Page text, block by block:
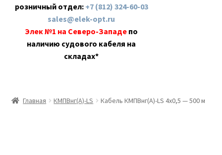
розничный отдел: +7 (812) 324-60-03
sales@elek-opt.ru
Элек №1 на Северо-Западе по
наличию судового кабеля на
складах*
Главная КМПВнг(А)-LS Кабель КМПВнг(А)-LS 4х0,5 — 500 м